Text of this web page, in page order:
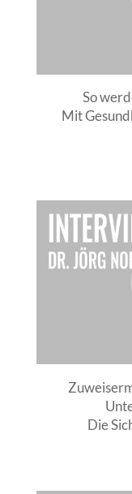
So
Mit
Die